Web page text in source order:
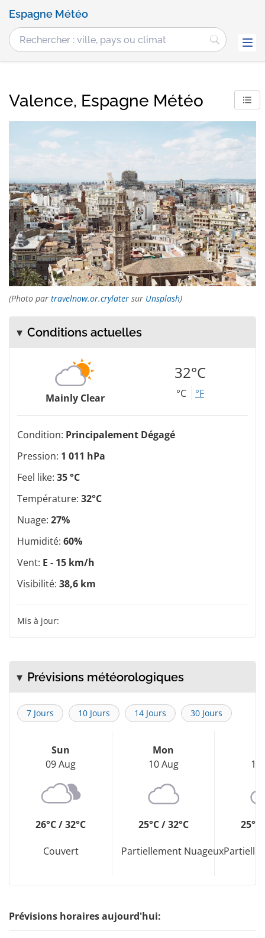
Espagne Météo
Valence, Espagne Météo
(Photo par travelnow.or.crylater sur Unsplash)
Conditions actuelles
Mainly Clear
32°C
°C °F
Condition: Principalement Dégagé
Pression: 1 011 hPa
Feel like: 35 °C
Température: 32°C
Nuage: 27%
Humidité: 60%
Vent: E - 15 km/h
Visibilité: 38,6 km
Mis à jour:
Prévisions météorologiques
7 Jours 10 Jours 14 Jours 30 Jours
Sun
09 Aug
26°C / 32°C
Couvert
Mon
10 Aug
25°C / 32°C
Partiellement Nuageux
11
25°C
Prévisions horaires aujourd'hui: